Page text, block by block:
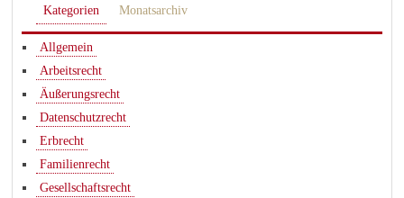
Kategorien Monatsarchiv
Allgemein
Arbeitsrecht
Äußerungsrecht
Datenschutzrecht
Erbrecht
Familienrecht
Gesellschaftsrecht